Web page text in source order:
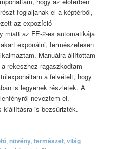
foglaljanak el a képtérből,
az expozíció
miatt az FE-2-es automatikája
exponálni, természetesen
Manuálra állítottam
rekeszhez ragaszkodtam
a felvételt, hogy
is legyenek részletek. A
neveztem el.
kiállításra is bezsűrizték. –
,növény,természet,világ |